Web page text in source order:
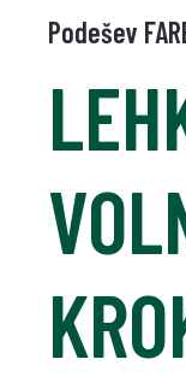
Podešev